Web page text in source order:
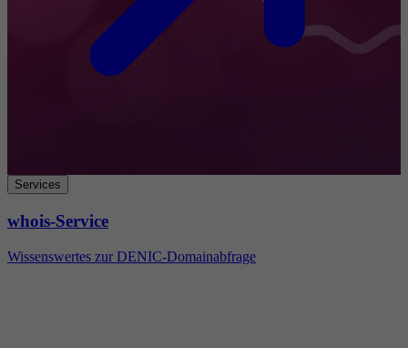
Services
whois-Service
Wissenswertes zur DENIC-Domainabfrage